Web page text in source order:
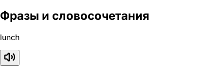
Фразы и словосочетания
lunch